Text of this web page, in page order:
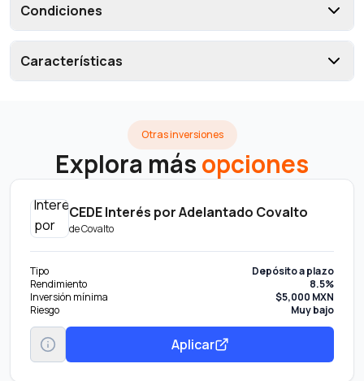
Condiciones
Características
Otras inversiones
Explora másopciones
CEDE Interés por Adelantado Covalto
deCovalto
Tipo
Depósito a plazo
Rendimiento
8.5%
Inversión mínima
$5,000 MXN
Riesgo
Muy bajo
Aplicar